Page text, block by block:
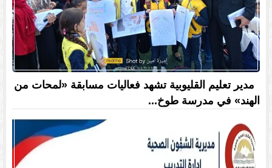
مدير تعليم القليوبية تشهد فعاليات مسابقة «لمحات من
الهند» في مدرسة طوخ...